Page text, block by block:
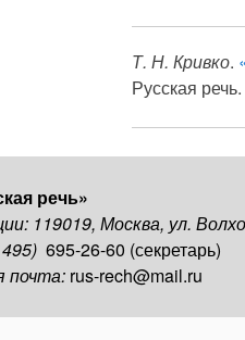
Т. Н. Кривко.
Русская
речь»
119019, Москва, ул.
695-26-60 (секретарь)
почта: rus-rech@mail.ru